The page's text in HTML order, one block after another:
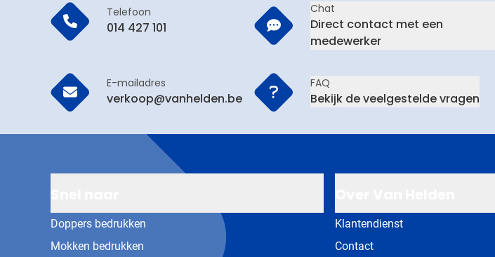
Telefoon
014 427 101
Chat
Direct contact met een
medewerker
E-mailadres
verkoop@vanhelden.be
FAQ
Bekijk de veelgestelde vragen
Doppers bedrukken
Mokken bedrukken
Klantendienst
Contact